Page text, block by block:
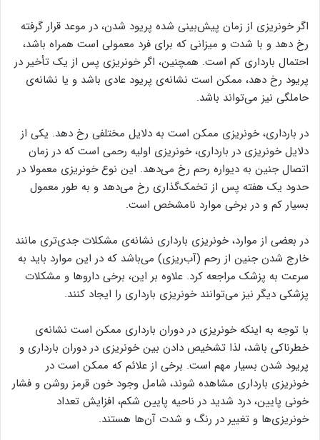
اگر خونریزی از زمان پیش‌بینی شده پریود شدن، در موعد قرار گرفته
رخ دهد و با شدت و میزانی که برای فرد معمولی است همراه باشد،
احتمال بارداری کم است. همچنین، اگر خونریزی پس از یک تأخیر در
پریود رخ دهد، ممکن است نشانه‌ی پریود عادی باشد و یا نشانه‌ی
حاملگی نیز می‌تواند باشد.
در بارداری، خونریزی ممکن است به دلایل مختلفی رخ دهد. یکی از
دلایل خونریزی در بارداری، خونریزی اولیه رحمی است که در زمان
اتصال جنین به دیواره رحم رخ می‌دهد. این نوع خونریزی معمولا در
حدود یک هفته پس از تخمک‌گذاری رخ می‌دهد و به طور معمول
بسیار کم و در برخی موارد نامشخص است.
در بعضی از موارد، خونریزی بارداری نشانه‌ی مشکلات جدی‌تری مانند
خارج شدن جنین از رحم (آب‌ریزی) می‌باشد که در این موارد باید به
سرعت به پزشک مراجعه کرد. علاوه بر این، برخی داروها و مشکلات
پزشکی دیگر نیز می‌توانند خونریزی بارداری را ایجاد کنند.
با توجه به اینکه خونریزی در دوران بارداری ممکن است نشانه‌ی
خطرناکی باشد، لذا تشخیص دادن بین خونریزی در دوران بارداری و
پریود شدن بسیار مهم است. برخی از علائم که ممکن است در
خونریزی بارداری مشاهده شوند، شامل وجود خون قرمز روشن و فشار
خونی پایین، درد شدید در ناحیه پایین شکم، افزایش تعداد
خونریزی‌ها و تغییر در رنگ و شدت آن‌ها هستند.